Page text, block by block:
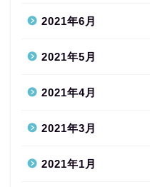
2021年6月
2021年5月
2021年4月
2021年3月
2021年1月